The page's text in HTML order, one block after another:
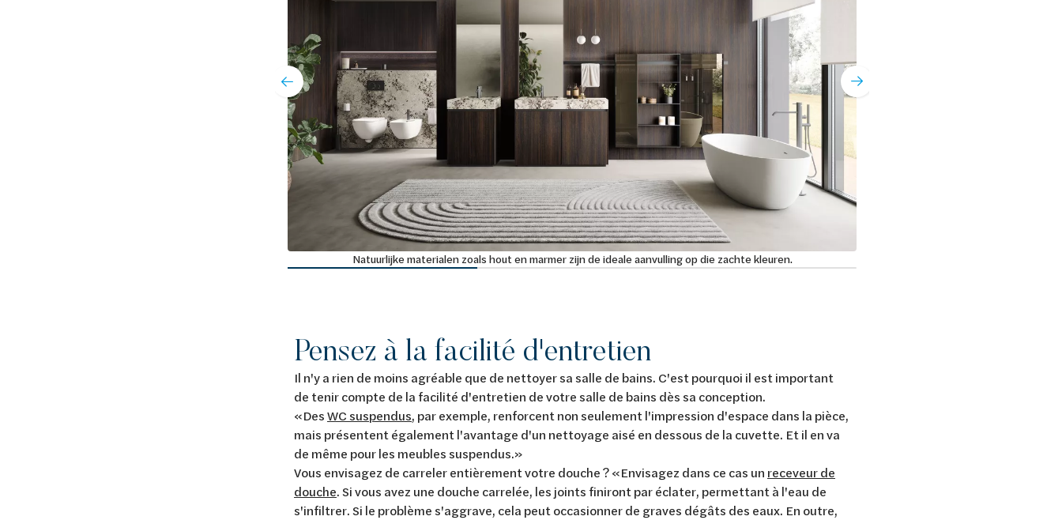
Natuurlijke materialen zoals hout en marmer zijn de ideale aanvulling op die zachte kleuren.
Pensez à la facilité d'entretien
Il n'y a rien de moins agréable que de nettoyer sa salle de bains. C'est pourquoi il est important
de tenir compte de la facilité d'entretien de votre salle de bains dès sa conception.
«DesWC suspendus, par exemple, renforcent non seulement l'impression d'espace dans la pièce,
mais présentent également l'avantage d'un nettoyage aisé en dessous de la cuvette. Et il en va
de même pour les meubles suspendus.»
Vous envisagez de carreler entièrement votre douche ? «Envisagez dans ce cas un receveur de
douche. Si vous avez une douche carrelée, les joints finiront par éclater, permettant à l'eau de
s'infiltrer. Si le problème s'aggrave, cela peut occasionner de graves dégâts des eaux. En outre,